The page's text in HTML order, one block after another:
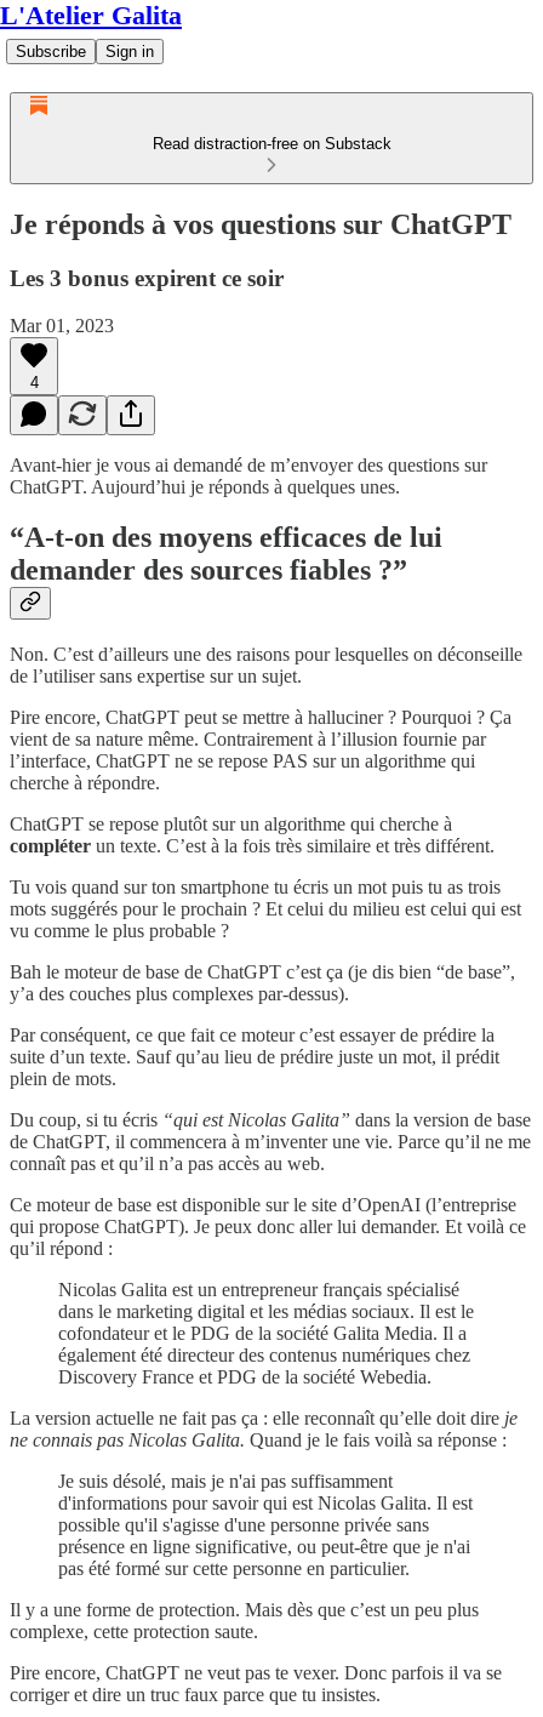
L'Atelier Galita
Subscribe Sign in
Read distraction-free on Substack
Je réponds à vos questions sur ChatGPT
Les 3 bonus expirent ce soir
Mar 01, 2023
4
Avant-hier je vous ai demandé de m’envoyer des questions sur
ChatGPT. Aujourd’hui je réponds à quelques unes.
“A-t-on des moyens efficaces de lui
demander des sources fiables ?”
Non. C’est d’ailleurs une des raisons pour lesquelles on déconseille
de l’utiliser sans expertise sur un sujet.
Pire encore, ChatGPT peut se mettre à halluciner ? Pourquoi ? Ça
vient de sa nature même. Contrairement à l’illusion fournie par
l’interface, ChatGPT ne se repose PAS sur un algorithme qui
cherche à répondre.
ChatGPT se repose plutôt sur un algorithme qui cherche à
compléter un texte. C’est à la fois très similaire et très différent.
Tu vois quand sur ton smartphone tu écris un mot puis tu as trois
mots suggérés pour le prochain ? Et celui du milieu est celui qui est
vu comme le plus probable ?
Bah le moteur de base de ChatGPT c’est ça (je dis bien “de base”,
y’a des couches plus complexes par-dessus).
Par conséquent, ce que fait ce moteur c’est essayer de prédire la
suite d’un texte. Sauf qu’au lieu de prédire juste un mot, il prédit
plein de mots.
Du coup, si tu écris “qui est Nicolas Galita” dans la version de base
de ChatGPT, il commencera à m’inventer une vie. Parce qu’il ne me
connaît pas et qu’il n’a pas accès au web.
Ce moteur de base est disponible sur le site d’OpenAI (l’entreprise
qui propose ChatGPT). Je peux donc aller lui demander. Et voilà ce
qu’il répond :
Nicolas Galita est un entrepreneur français spécialisé
dans le marketing digital et les médias sociaux. Il est le
cofondateur et le PDG de la société Galita Media. Il a
également été directeur des contenus numériques chez
Discovery France et PDG de la société Webedia.
La version actuelle ne fait pas ça : elle reconnaît qu’elle doit dire je
ne connais pas Nicolas Galita. Quand je le fais voilà sa réponse :
Je suis désolé, mais je n'ai pas suffisamment
d'informations pour savoir qui est Nicolas Galita. Il est
possible qu'il s'agisse d'une personne privée sans
présence en ligne significative, ou peut-être que je n'ai
pas été formé sur cette personne en particulier.
Il y a une forme de protection. Mais dès que c’est un peu plus
complexe, cette protection saute.
Pire encore, ChatGPT ne veut pas te vexer. Donc parfois il va se
corriger et dire un truc faux parce que tu insistes.